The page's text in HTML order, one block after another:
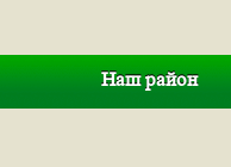
Наш район